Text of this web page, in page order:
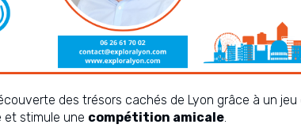
des trésors cachés de Lyon grâce à un jeu
et stimule une compétition amicale